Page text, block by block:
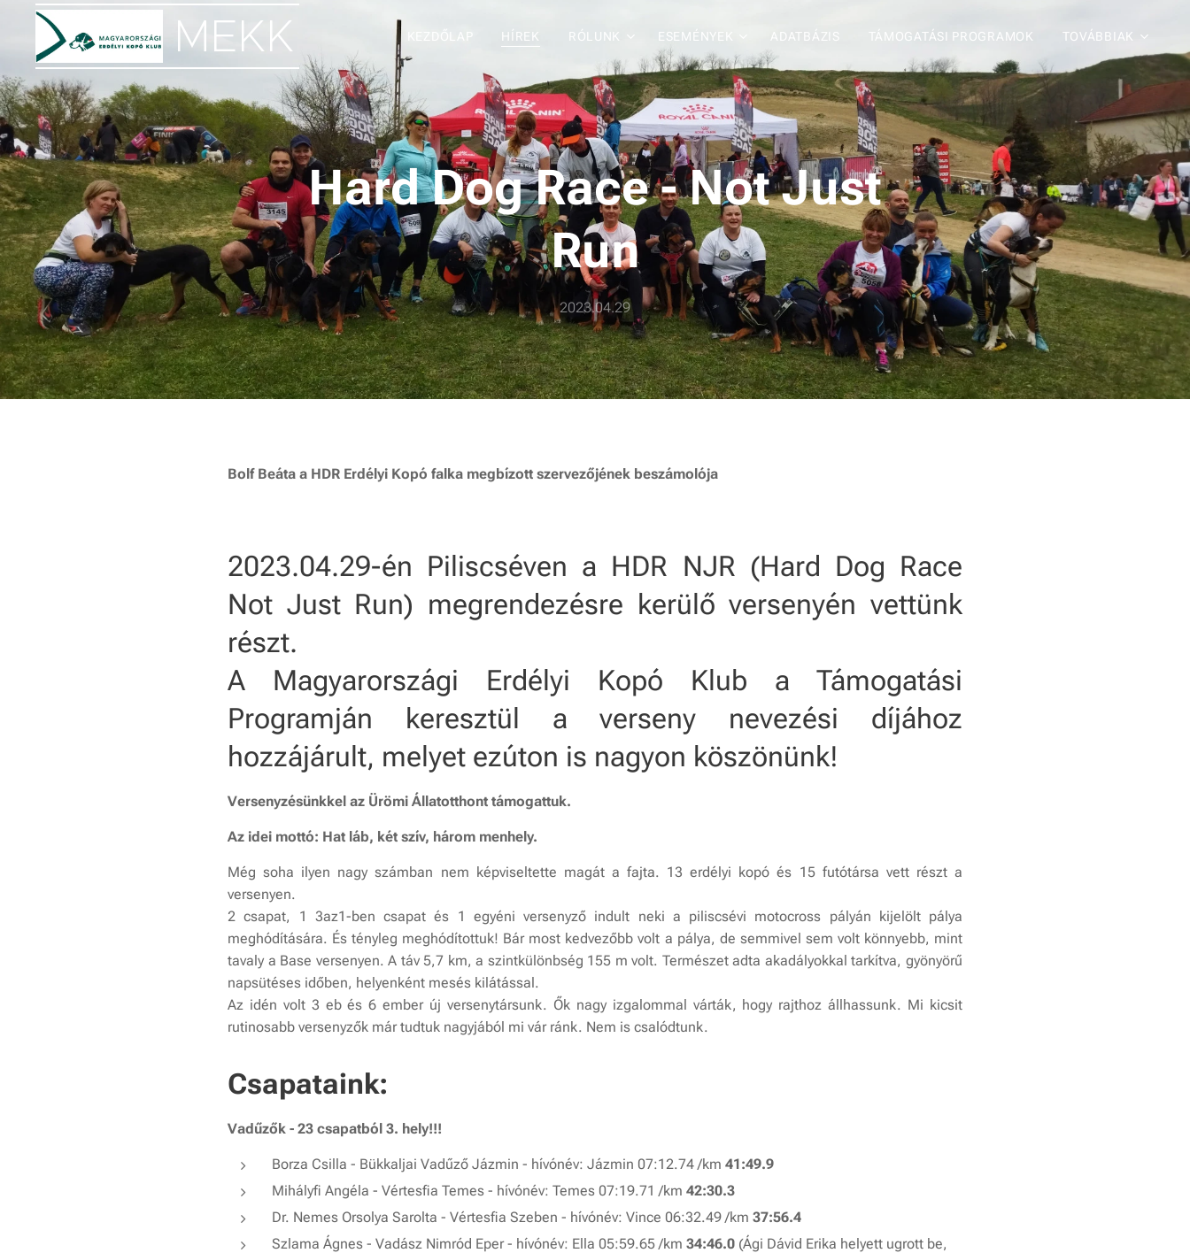
MEKK KEZDŐLAP HÍREK RÓLUNK ESEMÉNYEK ADATBÁZIS TÁMOGATÁSI PROGRAMOK TOVÁBBIAK
Hard Dog Race - Not Just
Run
2023.04.29
Bolf Beáta a HDR Erdélyi Kopó falka megbízott szervezőjének beszámolója
2023.04.29-én Piliscséven a HDR NJR (Hard Dog Race
Not Just Run) megrendezésre kerülő versenyén vettünk
részt.
A Magyarországi Erdélyi Kopó Klub a Támogatási
Programján keresztül a verseny nevezési díjához
hozzájárult, melyet ezúton is nagyon köszönünk!
Versenyzésünkkel az Ürömi Állatotthont támogattuk.
Az idei mottó: Hat láb, két szív, három menhely.
Még soha ilyen nagy számban nem képviseltette magát a fajta. 13 erdélyi kopó és 15 futótársa vett részt a
versenyen.
2 csapat, 1 3az1-ben csapat és 1 egyéni versenyző indult neki a piliscsévi motocross pályán kijelölt pálya
meghódítására. És tényleg meghódítottuk! Bár most kedvezőbb volt a pálya, de semmivel sem volt könnyebb, mint
tavaly a Base versenyen. A táv 5,7 km, a szintkülönbség 155 m volt. Természet adta akadályokkal tarkítva, gyönyörű
napsütéses időben, helyenként mesés kilátással.
Az idén volt 3 eb és 6 ember új versenytársunk. Ők nagy izgalommal várták, hogy rajthoz állhassunk. Mi kicsit
rutinosabb versenyzők már tudtuk nagyjából mi vár ránk. Nem is csalódtunk.
Csapataink:
Vadűzők - 23 csapatból 3. hely!!!
Borza Csilla - Bükkaljai Vadűző Jázmin - hívónév: Jázmin 07:12.74 /km 41:49.9
Mihályfi Angéla - Vértesfia Temes - hívónév: Temes 07:19.71 /km 42:30.3
Dr. Nemes Orsolya Sarolta - Vértesfia Szeben - hívónév: Vince 06:32.49 /km 37:56.4
Szlama Ágnes - Vadász Nimród Eper - hívónév: Ella 05:59.65 /km 34:46.0 (Ági Dávid Erika helyett ugrott be,